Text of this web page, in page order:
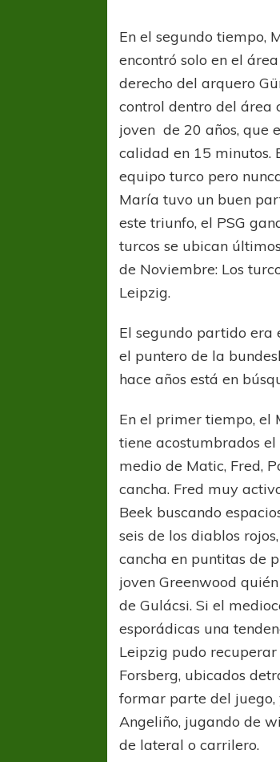
En el segundo tiempo,
encontró solo en el
derecho del arquero
control dentro del área
joven de 20 años, que
calidad en 15 minutos.
equipo turco pero
María tuvo un buen
este triunfo, el PSG
turcos se ubican
de Noviembre: Los
Leipzig.
El segundo partido era
el puntero de la
hace años está en
En el primer tiempo, el
tiene acostumbrados
medio de Matic, Fred,
cancha. Fred muy
Beek buscando
seis de los diablos
cancha en puntitas de
joven Greenwood
de Gulácsi. Si el
esporádicas una
Leipzig pudo
Forsberg, ubicados
formar parte del juego,
Angeliño, jugando de
de lateral o carrilero.